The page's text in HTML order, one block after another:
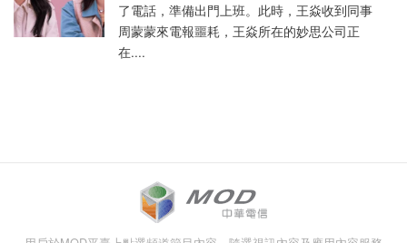
了電話，準備出門上班。此時，王焱收到同事
周蒙蒙來電報噩耗，王焱所在的妙思公司正
在....